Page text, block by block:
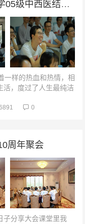
我在青春里等你丨广州中医药大学05级中西医结合七年制毕业七周年
一样的热血和热情，相
活，度过了人生最纯洁
0
周年聚会
子分享大会课堂里我